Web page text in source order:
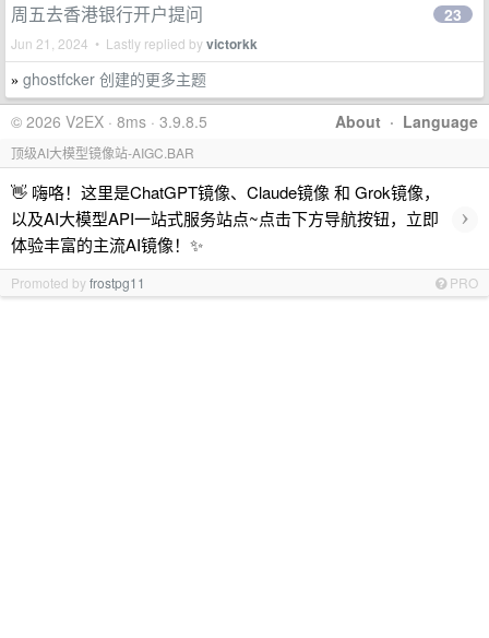
周五去香港银行开户提问
Jun 21, 2024 • Lastly replied byvictorkk
23
» ghostfcker 创建的更多主题
About · Language
© 2026 V2EX · 8ms · 3.9.8.5
顶级AI大模型镜像站-AIGC.BAR
👋 嗨咯！这里是ChatGPT镜像、Claude镜像 和 Grok镜像，
以及AI大模型API一站式服务站点~点击下方导航按钮，立即
体验丰富的主流AI镜像！✨
›
Promoted byfrostpg11 PRO